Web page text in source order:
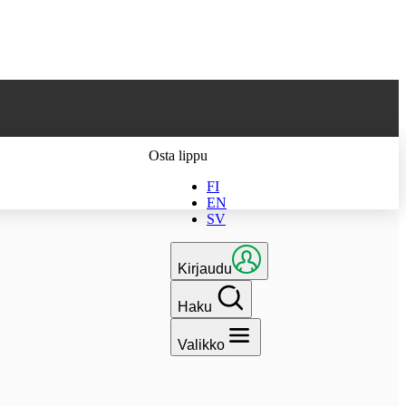
Osta lippu
FI
EN
SV
Kirjaudu
Haku
Valikko